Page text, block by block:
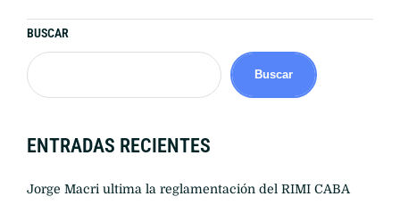
BUSCAR
Buscar
ENTRADAS RECIENTES
Jorge Macri ultima la reglamentación del RIMI CABA